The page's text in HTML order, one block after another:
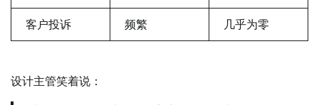
客户投诉 频繁 几乎为零
设计主管笑着说：